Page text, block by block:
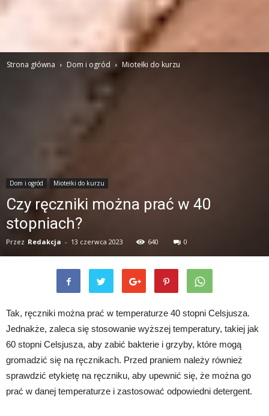
Strona główna Dom i ogród Miotełki do kurzu
Dom i ogród Miotełki do kurzu
Czy ręczniki można prać w 40
stopniach?
Przez Redakcja - 13 czerwca 2023 640 0
Tak, ręczniki można prać w temperaturze 40 stopni Celsjusza.
Jednakże, zaleca się stosowanie wyższej temperatury, takiej jak
60 stopni Celsjusza, aby zabić bakterie i grzyby, które mogą
gromadzić się na ręcznikach. Przed praniem należy również
sprawdzić etykietę na ręczniku, aby upewnić się, że można go
prać w danej temperaturze i zastosować odpowiedni detergent.